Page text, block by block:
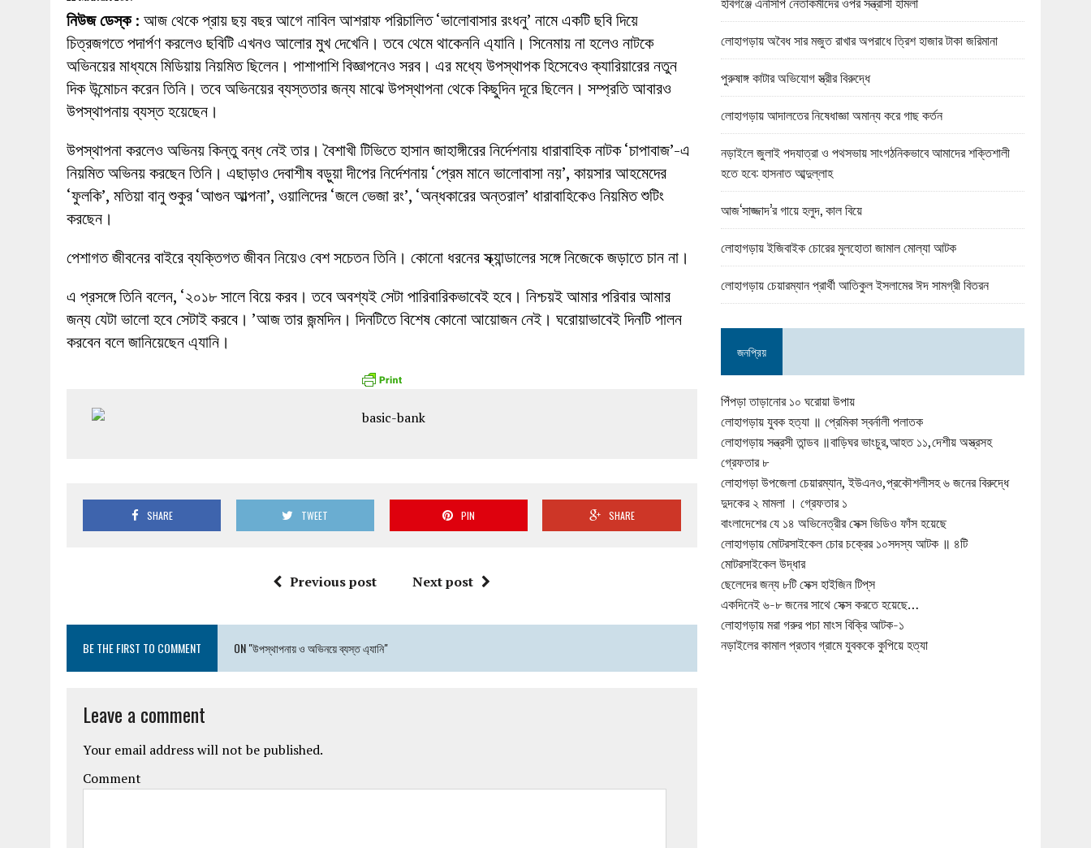
27 MAY 2026 | লোহাগড়ায় চেয়ারম্যান প্রার্থী আতিকুল ইসলামের ঈদ সামগ্রী বিতরন
1 AUGUST 2026 | লোহাগড়ায় জাল দলিলে নামজারি ॥ এসিল্যান্ড অফিসে ভয়াবহ দুর্নীতি
নিউজ ডেস্ক: আজ থেকে প্রায় ছয় বছর আগে নাবিল আশরাফ পরিচালিত ‘ভালোবাসার রংধনু’ নামে একটি ছবি দিয়ে
চিত্রজগতে পদার্পণ করলেও ছবিটি এখনও আলোর মুখ দেখেনি। তবে থেমে থাকেননি এ্যানি। সিনেমায় না হলেও নাটকে
অভিনয়ের মাধ্যমে মিডিয়ায় নিয়মিত ছিলেন। পাশাপাশি বিজ্ঞাপনেও সরব। এর মধ্যে উপস্থাপক হিসেবেও ক্যারিয়ারের নতুন
দিক উন্মোচন করেন তিনি। তবে অভিনয়ের ব্যস্ততার জন্য মাঝে উপস্থাপনা থেকে কিছুদিন দূরে ছিলেন। সম্প্রতি আবারও
উপস্থাপনায় ব্যস্ত হয়েছেন।
উপস্থাপনা করলেও অভিনয় কিন্তু বন্ধ নেই তার। বৈশাখী টিভিতে হাসান জাহাঙ্গীরের নির্দেশনায় ধারাবাহিক নাটক ‘চাপাবাজ’-এ
নিয়মিত অভিনয় করছেন তিনি। এছাড়াও দেবাশীষ বড়ুয়া দীপের নির্দেশনায় ‘প্রেম মানে ভালোবাসা নয়’, কায়সার আহমেদের
‘ফুলকি’, মতিয়া বানু শুকুর ‘আগুন আল্পনা’, ওয়ালিদের ‘জলে ভেজা রং’, ‘অন্ধকারের অন্তরাল’ ধারাবাহিকেও নিয়মিত শুটিং
করছেন।
পেশাগত জীবনের বাইরে ব্যক্তিগত জীবন নিয়েও বেশ সচেতন তিনি। কোনো ধরনের স্ক্যান্ডালের সঙ্গে নিজেকে জড়াতে চান না।
এ প্রসঙ্গে তিনি বলেন, ‘২০১৮ সালে বিয়ে করব। তবে অবশ্যই সেটা পারিবারিকভাবেই হবে। নিশ্চয়ই আমার পরিবার আমার
জন্য যেটা ভালো হবে সেটাই করবে। ’আজ তার জন্মদিন। দিনটিতে বিশেষ কোনো আয়োজন নেই। ঘরোয়াভাবেই দিনটি পালন
করবেন বলে জানিয়েছেন এ্যানি।
SHARE TWEET PIN SHARE
Previous post Next post
BE THE FIRST TO COMMENT ON "উপস্থাপনায় ও অভিনয়ে ব্যস্ত এ্যানি"
Leave a comment
Your email address will not be published.
Comment
লোহাগড়ায় অবৈধ সার মজুত রাখার অপরাধে ত্রিশ হাজার টাকা জরিমানা
পুরুষাঙ্গ কাটার অভিযোগ স্ত্রীর বিরুদ্ধে
লোহাগড়ায় আদালতের নিষেধাজ্ঞা অমান্য করে গাছ কর্তন
নড়াইলে জুলাই পদযাত্রা ও পথসভায় সাংগঠনিকভাবে আমাদের শক্তিশালী
হতে হবে: হাসনাত আব্দুল্লাহ
আজ‘সাজ্জাদ’র গায়ে হলুদ, কাল বিয়ে
লোহাগড়ায় ইজিবাইক চোরের মুলহোতা জামাল মোল্যা আটক
লোহাগড়ায় চেয়ারম্যান প্রার্থী আতিকুল ইসলামের ঈদ সামগ্রী বিতরন
জনপ্রিয়
পিঁপড়া তাড়ানোর ১০ ঘরোয়া উপায়
লোহাগড়ায় যুবক হত্যা ॥ প্রেমিকা স্বর্নালী পলাতক
লোহাগড়ায় সন্ত্রসী তান্ডব ॥বাড়িঘর ভাংচুর,আহত ১১,দেশীয় অস্ত্রসহ
গ্রেফতার ৮
লোহাগড়া উপজেলা চেয়ারম্যান, ইউএনও,প্রকৌশলীসহ ৬ জনের বিরুদ্ধে
দুদকের ২ মামলা । গ্রেফতার ১
বাংলাদেশের যে ১৪ অভিনেত্রীর সেক্স ভিডিও ফাঁস হয়েছে
লোহাগড়ায় মোটরসাইকেল চোর চক্রের ১০সদস্য আটক ॥ ৪টি
মোটরসাইকেল উদ্ধার
ছেলেদের জন্য ৮টি সেক্স হাইজিন টিপ্‌স
একদিনেই ৬-৮ জনের সাথে সেক্স করতে হয়েছে…
লোহাগড়ায় মরা গরুর পচা মাংস বিক্রি আটক-১
নড়াইলের কামাল প্রতাব গ্রামে যুবককে কুপিয়ে হত্যা